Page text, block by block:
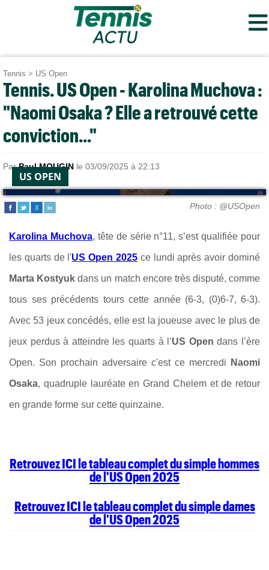
≡
Tennis > US Open
Tennis. US Open - Karolina Muchova :
"Naomi Osaka ? Elle a retrouvé cette
conviction..."
ParPaul MOUGIN le 03/09/2025 à 22:13
US OPEN
Photo : @USOpen
Karolina Muchova, tête de série n°11, s’est qualifiée pour
les quarts de l'US Open 2025 ce lundi après avoir dominé
Marta Kostyuk dans un match encore très disputé, comme
tous ses précédents tours cette année (6-3, (0)6-7, 6-3).
Avec 53 jeux concédés, elle est la joueuse avec le plus de
jeux perdus à atteindre les quarts à l’US Open dans l’ère
Open. Son prochain adversaire c'est ce mercredi Naomi
Osaka, quadruple lauréate en Grand Chelem et de retour
en grande forme sur cette quinzaine.
Retrouvez ICI le tableau complet du simple hommes
de l'US Open 2025
Retrouvez ICI le tableau complet du simple dames
de l'US Open 2025